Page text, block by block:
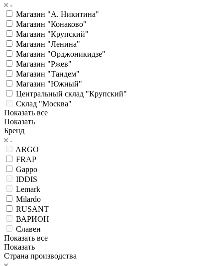
Магазин "А. Никитина"
Магазин "Конаково"
Магазин "Крупский"
Магазин "Ленина"
Магазин "Орджоникидзе"
Магазин "Ржев"
Магазин "Тандем"
Магазин "Южный"
Центральный склад "Крупский"
Склад "Москва"
Показать все
Показать
Бренд
ARGO
FRAP
Gappo
IDDIS
Lemark
Milardo
RUSANT
ВАРИОН
Славен
Показать все
Показать
Страна производства